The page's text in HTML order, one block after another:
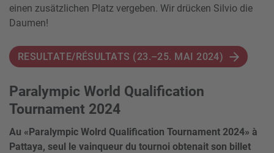
einen zusätzlichen Platz vergeben. Wir drücken Silvio die
Daumen!
RESULTATE/RÉSULTATS (23.–25. MAI 2024)
Paralympic World Qualification
Tournament 2024
Au «Paralympic Wolrd Qualification Tournament 2024» à
Pattaya, seul le vainqueur du tournoi obtenait son billet